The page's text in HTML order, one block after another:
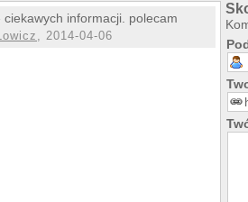
informacji. polecam
, 2014-04-06